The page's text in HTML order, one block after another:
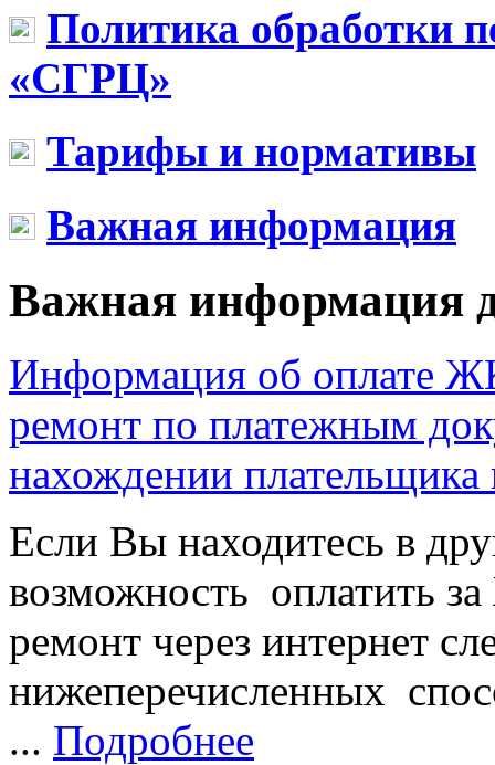
Политика обработки
«СГРЦ»
Тарифы и нормативы
Важная информация
Важная информация
Информация об оплате
ремонт по платежным
нахождении плательщика
Если Вы находитесь в
возможность оплатить
ремонт через интернет
нижеперечисленных
... Подробнее